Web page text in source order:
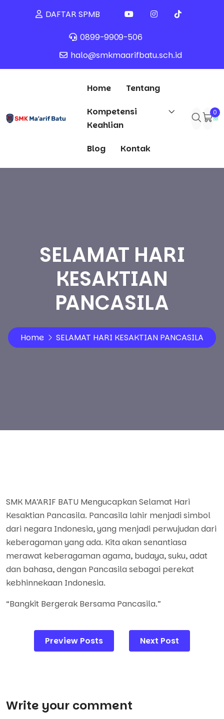
DAFTAR SPMB
0899-9909-506
halo@smkmaarifbatu.sch.id
Home Tentang
Kompetensi
Keahlian
Blog Kontak
0
SELAMAT HARI
KESAKTIAN
PANCASILA
Home SELAMAT HARI KESAKTIAN PANCASILA
SMK MA’ARIF BATU Mengucapkan Selamat Hari
Kesaktian Pancasila. Pancasila lahir menjadi simbol
dari negara Indonesia, yang menjadi perwujudan dari
keberagaman yang ada. Kita akan senantiasa
merawat keberagaman agama, budaya, suku, adat
dan bahasa, dengan Pancasila sebagai perekat
kebhinnekaan Indonesia.
“Bangkit Bergerak Bersama Pancasila.”
navigation
Preview Posts Next Post
Write your comment